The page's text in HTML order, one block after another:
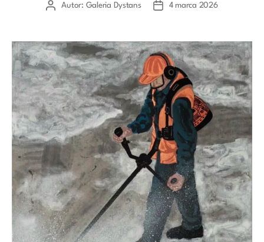
AutorAutor: Galeria Dystans
Data4 marca 2026